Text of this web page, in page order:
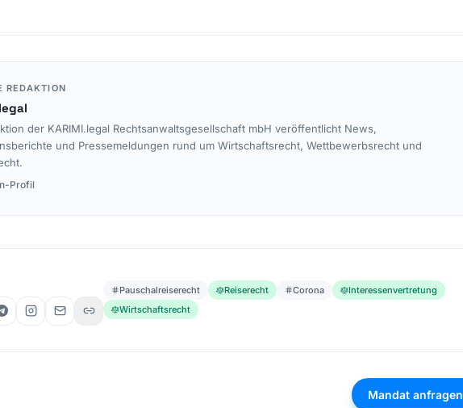
REDAKTION
der KARIMI.legal Rechtsanwaltsgesellschaft mbH veröffentlicht News,
und Pressemeldungen rund um Wirtschaftsrecht, Wettbewerbsrecht und
Profil
Pauschalreiserecht Reiserecht Corona
Interessenvertretung
Wirtschaftsrecht
Mandat anfragen